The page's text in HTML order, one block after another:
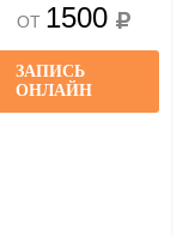
ОТ 1500
ЗАПИСЬ
ОНЛАЙН